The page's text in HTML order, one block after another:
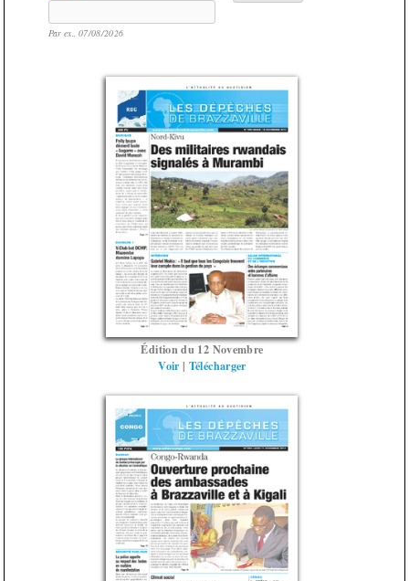
Par ex., 07/08/2026
Édition du 12 Novembre
Voir | Télécharger